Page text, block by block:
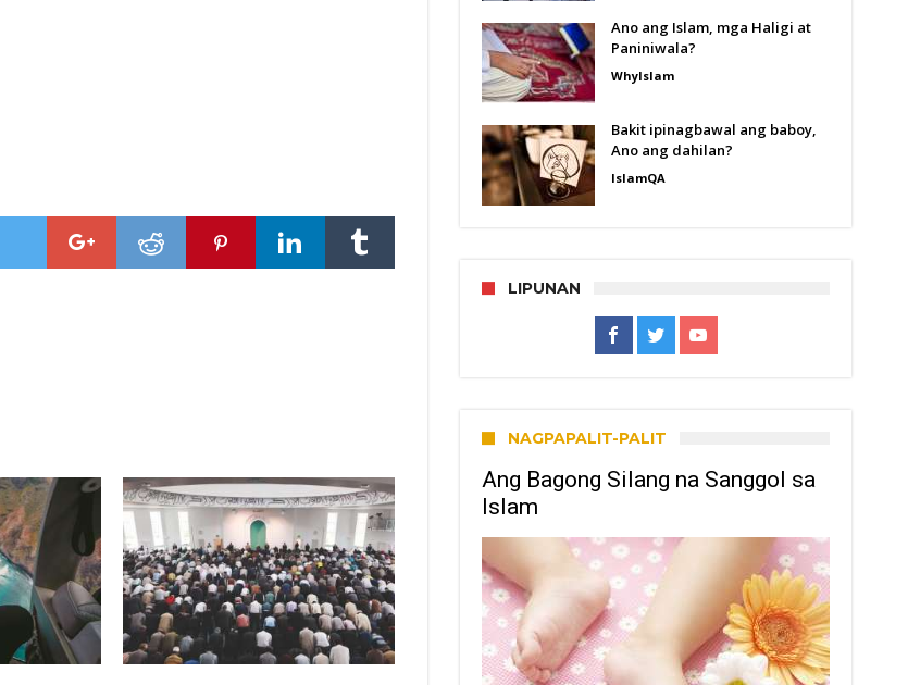
Ano ang Islam, mga Haligi at
Paniniwala?
WhyIslam
Bakit ipinagbawal ang baboy,
Ano ang dahilan?
IslamQA
LIPUNAN
NAGPAPALIT-PALIT
Ang Bagong Silang na Sanggol sa
Islam